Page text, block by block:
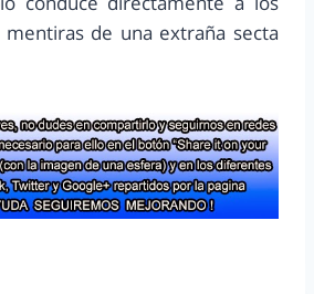
de una extraña secta